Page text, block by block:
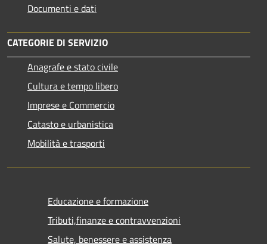
Documenti e dati
CATEGORIE DI SERVIZIO
Anagrafe e stato civile
Cultura e tempo libero
Imprese e Commercio
Catasto e urbanistica
Mobilità e trasporti
Educazione e formazione
Tributi,finanze e contravvenzioni
Salute, benessere e assistenza